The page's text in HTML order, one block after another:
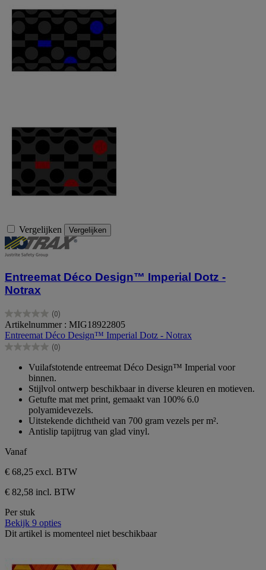
Vergelijken Vergelijken
Entreemat Déco Design™ Imperial Dotz -
Notrax
(0)
0.0
van
de
5
Artikelnummer : MIG18922805
Entreemat Déco Design™ Imperial Dotz - Notrax
(0)
0.0
sterren.
Vuilafstotende entreemat Déco Design™ Imperial voor
binnen.
Stijlvol ontwerp beschikbaar in diverse kleuren en motieven.
Getufte mat met print, gemaakt van 100% 6.0
polyamidevezels.
Uitstekende dichtheid van 700 gram vezels per m².
Antislip tapijtrug van glad vinyl.
Vanaf
€ 68,25 excl. BTW
€ 82,58 incl. BTW
Per stuk
Bekijk 9 opties
Dit artikel is momenteel niet beschikbaar